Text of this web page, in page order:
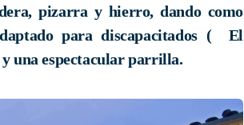
pizarra y hierro, dando como
para discapacitados ( El
una espectacular parrilla.